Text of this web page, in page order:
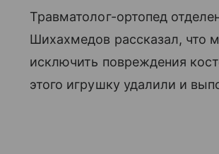
Травматолог-ортопед
Шихахмедов рассказал, что
исключить повреждения
этого игрушку удалили и